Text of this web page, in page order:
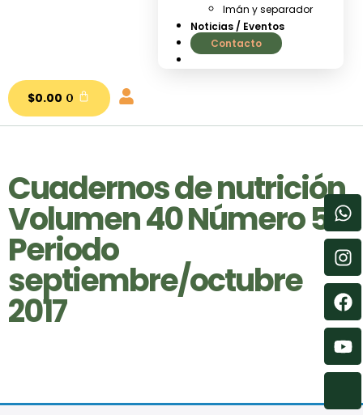
Imán y separador
Noticias / Eventos
Contacto
$0.00 0
Cuadernos de nutrición
Volumen 40 Número 5
Periodo
septiembre/octubre
2017